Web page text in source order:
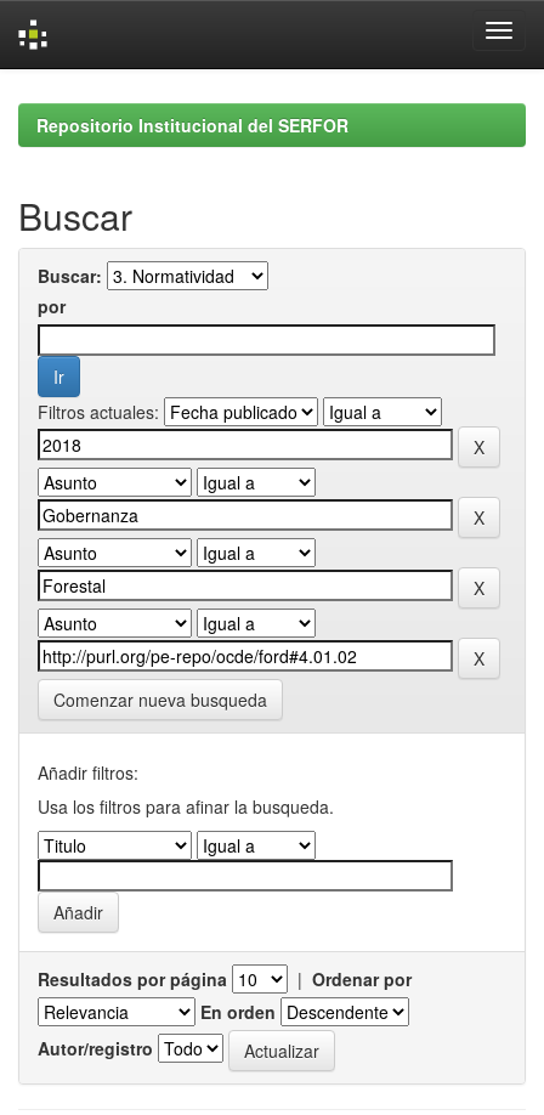
navigationRepositorio Institucional del SERFOR
Buscar
Buscar:
por
Filtros actuales:
Comenzar nueva busqueda
Añadir filtros:
Usa los filtros para afinar la busqueda.
Resultados por página | Ordenar por
En orden
Autor/registro